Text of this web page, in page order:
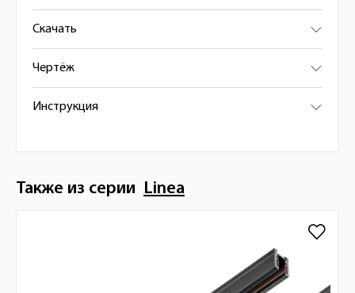
Скачать
Чертёж
Инструкция
Также из серии Linea